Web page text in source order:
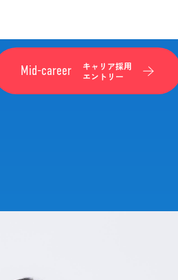
Mid-career
キャリア採用
エントリー